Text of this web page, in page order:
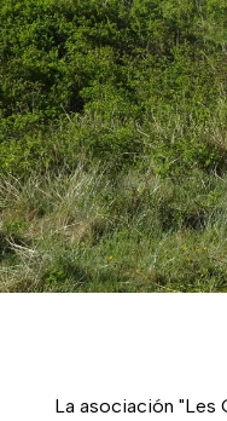
La asociación "Les